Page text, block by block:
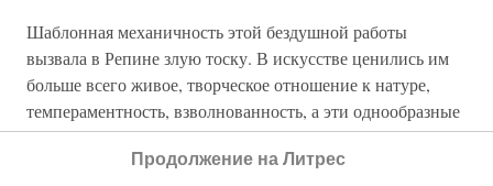
Шаблонная механичность этой бездушной работы
вызвала в Репине злую тоску. В искусстве ценились им
больше всего живое, творческое отношение к натуре,
темпераментность, взволнованность, а эти однообразные
изделия вундеркинда-ремесленника казались ему
оскорблением искусства. Мать «будущего Репина»
Продолжение на Литрес